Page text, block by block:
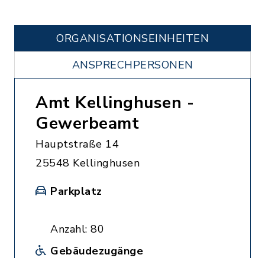
ORGANISATIONS­EINHEITEN
ANSPRECHPERSONEN
Amt Kellinghusen -
Gewerbeamt
Hauptstraße 14
25548 Kellinghusen
Parkplatz
Anzahl: 80
Gebäudezugänge